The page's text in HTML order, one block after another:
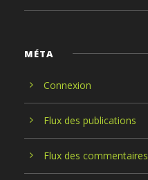
MÉTA
Connexion
Flux des publications
Flux des commentaires